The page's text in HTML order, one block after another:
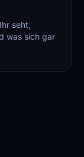
seht,
was sich gar